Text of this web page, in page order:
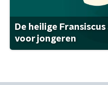
De heilige
voor jongeren